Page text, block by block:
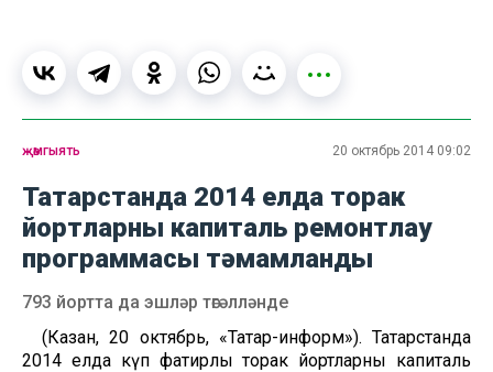
җәмгыять 20 октябрь 2014 09:02
Татарстанда 2014 елда торак
йортларны капиталь ремонтлау
программасы тәмамланды
793 йортта да эшләр төгәлләнде
(Казан, 20 октябрь, «Татар-информ»). Татарстанда
2014 елда күп фатирлы торак йортларны капиталь